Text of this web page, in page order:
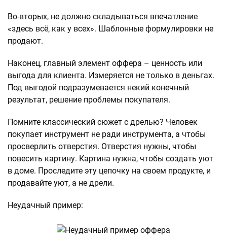
Во-вторых, не должно складываться впечатление
«здесь всё, как у всех». Шаблонные формулировки не
продают.
Наконец, главный элемент оффера – ценность или
выгода для клиента. Измеряется не только в деньгах.
Под выгодой подразумевается некий конечный
результат, решение проблемы покупателя.
Помните классический сюжет с дрелью? Человек
покупает инструмент не ради инструмента, а чтобы
просверлить отверстия. Отверстия нужны, чтобы
повесить картину. Картина нужна, чтобы создать уют
в доме. Проследите эту цепочку на своем продукте, и
продавайте уют, а не дрели.
Неудачный пример: